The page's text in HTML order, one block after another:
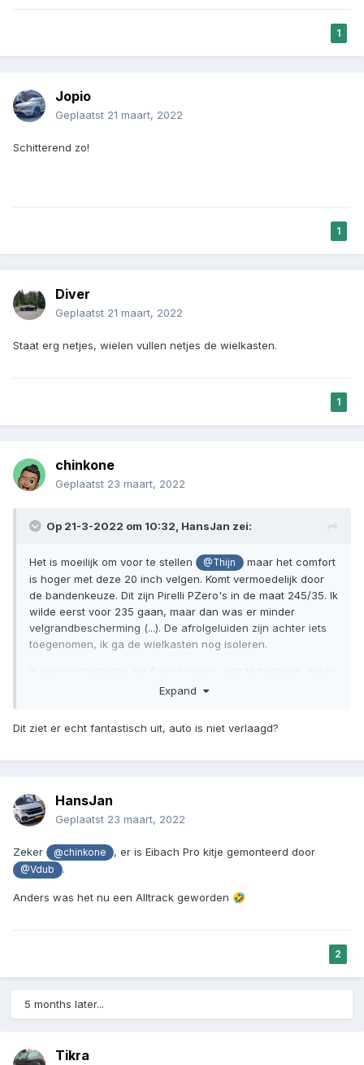
1
Jopio
Geplaatst 21 maart, 2022
Schitterend zo!
1
Diver
Geplaatst 21 maart, 2022
Staat erg netjes, wielen vullen netjes de wielkasten.
1
chinkone
Geplaatst 23 maart, 2022
Op 21-3-2022 om 10:32, HansJan zei:
Het is moeilijk om voor te stellen @Thijn
maar het comfort
is hoger met deze 20 inch velgen. Komt vermoedelijk door
de bandenkeuze. Dit zijn Pirelli PZero's in de maat 245/35. Ik
wilde eerst voor 235 gaan, maar dan was er minder
velgrandbescherming (...). De afrolgeluiden zijn achter iets
toegenomen, ik ga de wielkasten nog isoleren.
dat is echt niet nodig. Met 8.5J is de wielkastvulling optimaal
Expand
Dit ziet er echt fantastisch uit, auto is niet verlaagd?
HansJan
Geplaatst 23 maart, 2022
Zeker @chinkone , er is Eibach Pro kitje gemonteerd door
@Vdub .
Anders was het nu een Alltrack geworden 🤣
2
5 months later...
Tikra